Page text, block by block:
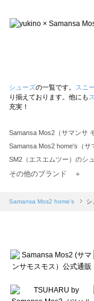
シューズの一覧です。 スニ
り揃えております。他にも
充実！
Samansa Mos2（サマンサ
Samansa Mos2 home's（
SM2（エスエムツー）のシ
TSUHARU by Samansa
Samansa Mos2 blue（サマ
sō4ū（ソウフォーユー）の
Te chichi（テチチ）のシュ
Te chichi CLASSIC（テチ
Lugnoncure（ルノンキュー
その他のブランド ＋
Samansa Mos2 home's シ